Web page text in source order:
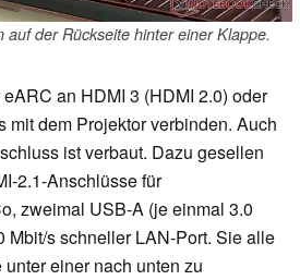
auf der Rückseite hinter einer Klappe.
an HDMI 3 (HDMI 2.0) oder
mit dem Projektor verbinden. Auch
ist verbaut. Dazu gesellen
2.1-Anschlüsse für
zweimal USB-A (je einmal 3.0
Mbit/s schneller LAN-Port. Sie alle
einer nach unten zu